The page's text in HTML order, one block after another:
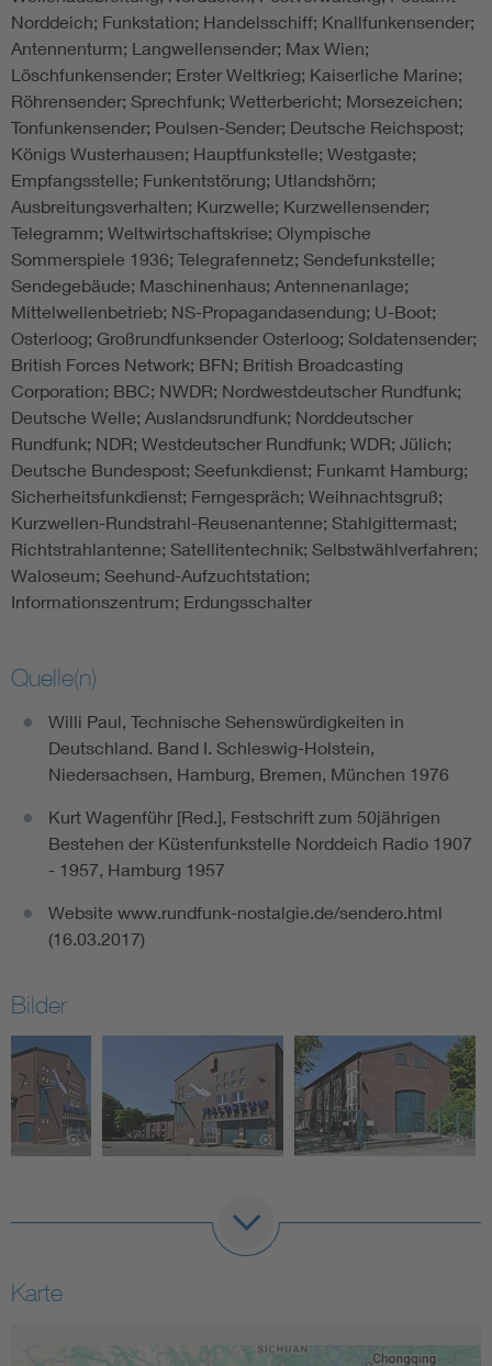
Norddeich; Funkstation; Handelsschiff; Knallfunkensender;
Antennenturm; Langwellensender; Max Wien;
Löschfunkensender; Erster Weltkrieg; Kaiserliche Marine;
Röhrensender; Sprechfunk; Wetterbericht; Morsezeichen;
Tonfunkensender; Poulsen-Sender; Deutsche Reichspost;
Königs Wusterhausen; Hauptfunkstelle; Westgaste;
Empfangsstelle; Funkentstörung; Utlandshörn;
Ausbreitungsverhalten; Kurzwelle; Kurzwellensender;
Telegramm; Weltwirtschaftskrise; Olympische
Sommerspiele 1936; Telegrafennetz; Sendefunkstelle;
Sendegebäude; Maschinenhaus; Antennenanlage;
Mittelwellenbetrieb; NS-Propagandasendung; U-Boot;
Osterloog; Großrundfunksender Osterloog; Soldatensender;
British Forces Network; BFN; British Broadcasting
Corporation; BBC; NWDR; Nordwestdeutscher Rundfunk;
Deutsche Welle; Auslandsrundfunk; Norddeutscher
Rundfunk; NDR; Westdeutscher Rundfunk; WDR; Jülich;
Deutsche Bundespost; Seefunkdienst; Funkamt Hamburg;
Sicherheitsfunkdienst; Ferngespräch; Weihnachtsgruß;
Kurzwellen-Rundstrahl-Reusenantenne; Stahlgittermast;
Richtstrahlantenne; Satellitentechnik; Selbstwählverfahren;
Waloseum; Seehund-Aufzuchtstation;
Informationszentrum; Erdungsschalter
Quelle(n)
Willi Paul, Technische Sehenswürdigkeiten in
Deutschland. Band I. Schleswig-Holstein,
Niedersachsen, Hamburg, Bremen, München 1976
Kurt Wagenführ [Red.], Festschrift zum 50jährigen
Bestehen der Küstenfunkstelle Norddeich Radio 1907
- 1957, Hamburg 1957
Website www.rundfunk-nostalgie.de/sendero.html
(16.03.2017)
Bilder
Karte